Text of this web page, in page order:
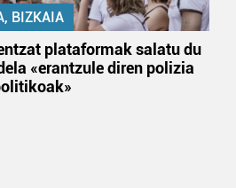
BIZKAIA
plataformak salatu du
«erantzule diren polizia